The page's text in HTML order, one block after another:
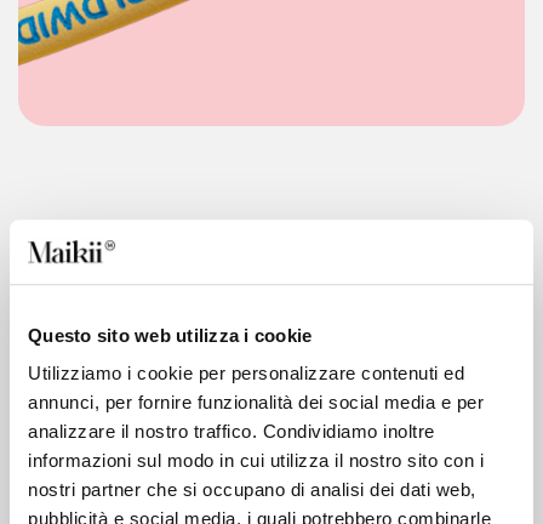
Questo sito web utilizza i cookie
Utilizziamo i cookie per personalizzare contenuti ed
annunci, per fornire funzionalità dei social media e per
analizzare il nostro traffico. Condividiamo inoltre
informazioni sul modo in cui utilizza il nostro sito con i
nostri partner che si occupano di analisi dei dati web,
pubblicità e social media, i quali potrebbero combinarle
Materiali riciclati
sostenibili: 100% stagno riciclato, 100%
TPE riciclato, 100% alluminio riciclato,
50% rame riciclato.